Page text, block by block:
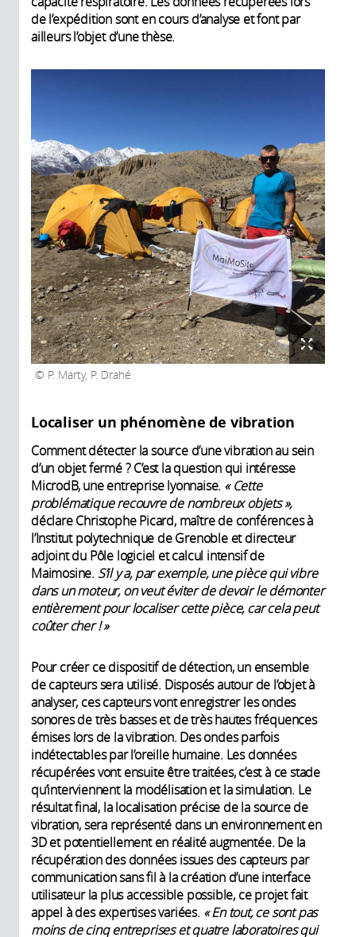
de l’expédition sont en cours d’analyse et font par
ailleurs l’objet d’une thèse.
P. Marty, P. Drahé
Localiser un phénomène de vibration
Comment détecter la source d’une vibration au sein
d’un objet fermé ? C’est la question qui intéresse
MicrodB, une entreprise lyonnaise. « Cette
problématique recouvre de nombreux objets »,
déclare Christophe Picard, maître de conférences à
l’Institut polytechnique de Grenoble et directeur
adjoint du Pôle logiciel et calcul intensif de
Maimosine. S’il y a, par exemple, une pièce qui vibre
dans un moteur, on veut éviter de devoir le démonter
entièrement pour localiser cette pièce, car cela peut
coûter cher ! »
Pour créer ce dispositif de détection, un ensemble
de capteurs sera utilisé. Disposés autour de l’objet à
analyser, ces capteurs vont enregistrer les ondes
sonores de très basses et de très hautes fréquences
émises lors de la vibration. Des ondes parfois
indétectables par l’oreille humaine. Les données
récupérées vont ensuite être traitées, c’est à ce stade
qu’interviennent la modélisation et la simulation. Le
résultat final, la localisation précise de la source de
vibration, sera représenté dans un environnement en
3D et potentiellement en réalité augmentée. De la
récupération des données issues des capteurs par
communication sans fil à la création d’une interface
utilisateur la plus accessible possible, ce projet fait
appel à des expertises variées. « En tout, ce sont pas
moins de cinq entreprises et quatre laboratoires qui